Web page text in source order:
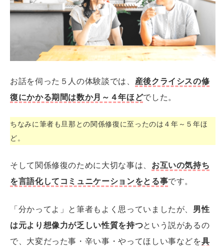
お話を伺った５人の体験談では、 産後クライシスの修
復にかかる期間は数か月～４年ほどでした。
ちなみに筆者も旦那との関係修復に至ったのは４年～５年ほ
ど。
そして関係修復のために大切な事は、 お互いの気持ち
を言語化してコミュニケーションをとる事です。
「分かってよ」と筆者もよく思っていましたが、 男性
は元より想像力が乏しい性質を持つという説があるの
で、大変だった事・辛い事・やってほしい事などを具